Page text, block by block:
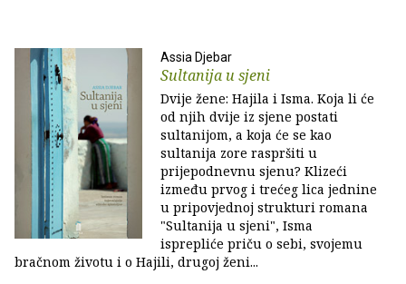
Assia Djebar
Sultanija u sjeni
Dvije žene: Hajila i Isma. Koja li će
od njih dvije iz sjene postati
sultanijom, a koja će se kao
sultanija zore raspršiti u
prijepodnevnu sjenu? Klizeći
između prvog i trećeg lica jednine
u pripovjednoj strukturi romana
"Sultanija u sjeni", Isma
isprepliće priču o sebi, svojemu
bračnom životu i o Hajili, drugoj ženi...